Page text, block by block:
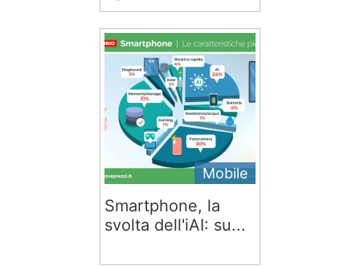
Mobile
Smartphone, la
svolta dell'iAI: su...